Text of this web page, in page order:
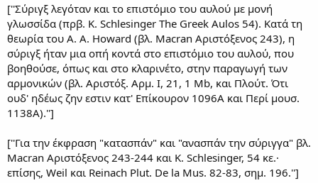
[''Σύριγξ λεγόταν και το επιστόμιο του αυλού με μονή
γλωσσίδα (πρβ. Κ. Schlesinger The Greek Aulos 54). Κατά τη
θεωρία του Α. Α. Howard (βλ. Macran Αριστόξενος 243), η
σύριγξ ήταν μια οπή κοντά στο επιστόμιο του αυλού, που
βοηθούσε, όπως και στο κλαρινέτο, στην παραγωγή των
αρμονικών (βλ. Αριστόξ. Αρμ. Ι, 21, 1 Mb, και Πλούτ. Ότι
ουδ' ηδέως ζην εστιν κατ' Επίκουρον 1096Α και Περί μουσ.
1138Α).'']
[''Για την έκφραση "κατασπάν" και "ανασπάν την σύριγγα" βλ.
Macran Αριστόξενος 243-244 και Κ. Schlesinger, 54 κε.·
επίσης, Weil και Reinach Plut. De la Mus. 82-83, σημ. 196.'']